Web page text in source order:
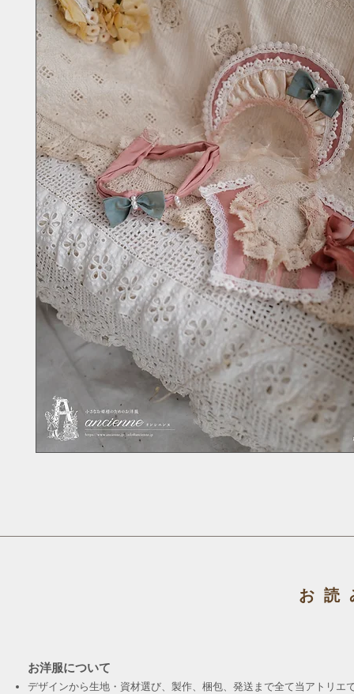
お読
お洋服について
デザインから生地・資材選び、製作、梱包、発送まで全て当アトリエ